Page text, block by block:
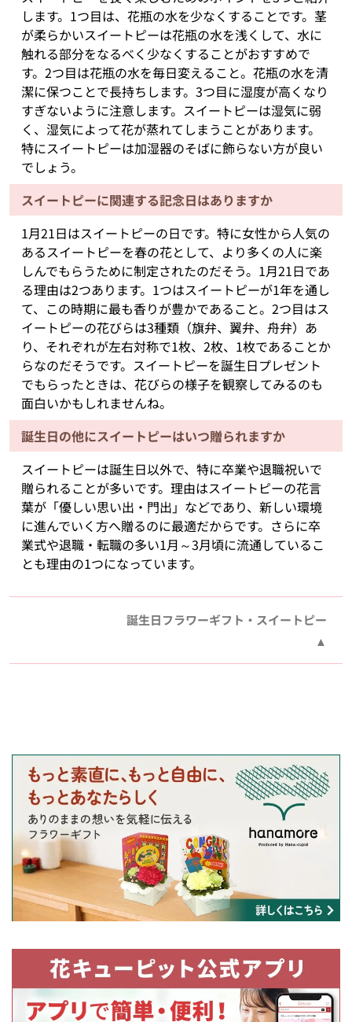
します。1つ目は、花瓶の水を少なくすることです。茎
が柔らかいスイートピーは花瓶の水を浅くして、水に
触れる部分をなるべく少なくすることがおすすめで
す。2つ目は花瓶の水を毎日変えること。花瓶の水を清
潔に保つことで長持ちします。3つ目に湿度が高くなり
すぎないように注意します。スイートピーは湿気に弱
く、湿気によって花が蒸れてしまうことがあります。
特にスイートピーは加湿器のそばに飾らない方が良い
でしょう。
スイートピーに関連する記念日はありますか
1月21日はスイートピーの日です。特に女性から人気の
あるスイートピーを春の花として、より多くの人に楽
しんでもらうために制定されたのだそう。1月21日であ
る理由は2つあります。1つはスイートピーが1年を通し
て、この時期に最も香りが豊かであること。2つ目はス
イートピーの花びらは3種類（旗弁、翼弁、舟弁）あ
り、それぞれが左右対称で1枚、2枚、1枚であることか
らなのだそうです。スイートピーを誕生日プレゼント
でもらったときは、花びらの様子を観察してみるのも
面白いかもしれませんね。
誕生日の他にスイートピーはいつ贈られますか
スイートピーは誕生日以外で、特に卒業や退職祝いで
贈られることが多いです。理由はスイートピーの花言
葉が「優しい思い出・門出」などであり、新しい環境
に進んでいく方へ贈るのに最適だからです。さらに卒
業式や退職・転職の多い1月～3月頃に流通しているこ
とも理由の1つになっています。
誕生日フラワーギフト・スイートピー